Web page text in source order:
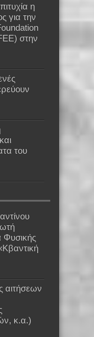
η
για την
στην
του
Φυσικής
αιτήσεων
κ.α.)